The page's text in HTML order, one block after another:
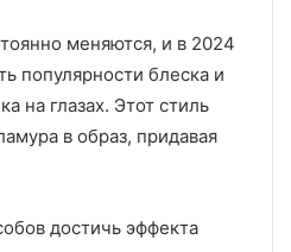
меняются, и в 2024
популярности блеска и
на глазах. Этот стиль
в образ, придавая
достичь эффекта